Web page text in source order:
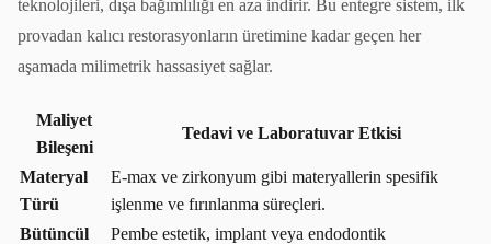
teknolojileri, dışa bağımlılığı en aza indirir. Bu entegre sistem, ilk
provadan kalıcı restorasyonların üretimine kadar geçen her
aşamada milimetrik hassasiyet sağlar.
Maliyet
Bileşeni
Tedavi ve Laboratuvar Etkisi
Materyal
Türü
E-max ve zirkonyum gibi materyallerin spesifik
işlenme ve fırınlanma süreçleri.
Bütüncül
Pembe estetik, implant veya endodontik